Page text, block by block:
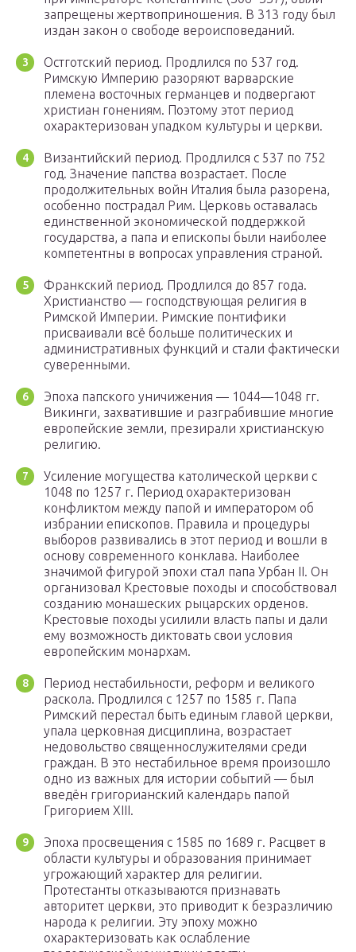
запрещены жертвоприношения. В 313 году был
издан закон о свободе вероисповеданий.
Остготский период. Продлился по 537 год.
Римскую Империю разоряют варварские
племена восточных германцев и подвергают
христиан гонениям. Поэтому этот период
охарактеризован упадком культуры и церкви.
Византийский период. Продлился с 537 по 752
год. Значение папства возрастает. После
продолжительных войн Италия была разорена,
особенно пострадал Рим. Церковь оставалась
единственной экономической поддержкой
государства, а папа и епископы были наиболее
компетентны в вопросах управления страной.
Франкский период. Продлился до 857 года.
Христианство — господствующая религия в
Римской Империи. Римские понтифики
присваивали всё больше политических и
административных функций и стали фактически
суверенными.
Эпоха папского уничижения — 1044—1048 гг.
Викинги, захватившие и разграбившие многие
европейские земли, презирали христианскую
религию.
Усиление могущества католической церкви с
1048 по 1257 г. Период охарактеризован
конфликтом между папой и императором об
избрании епископов. Правила и процедуры
выборов развивались в этот период и вошли в
основу современного конклава. Наиболее
значимой фигурой эпохи стал папа Урбан II. Он
организовал Крестовые походы и способствовал
созданию монашеских рыцарских орденов.
Крестовые походы усилили власть папы и дали
ему возможность диктовать свои условия
европейским монархам.
Период нестабильности, реформ и великого
раскола. Продлился с 1257 по 1585 г. Папа
Римский перестал быть единым главой церкви,
упала церковная дисциплина, возрастает
недовольство священнослужителями среди
граждан. В это нестабильное время произошло
одно из важных для истории событий — был
введён григорианский календарь папой
Григорием XIII.
Эпоха просвещения с 1585 по 1689 г. Расцвет в
области культуры и образования принимает
угрожающий характер для религии.
Протестанты отказываются признавать
авторитет церкви, это приводит к безразличию
народа к религии. Эту эпоху можно
охарактеризовать как ослабление